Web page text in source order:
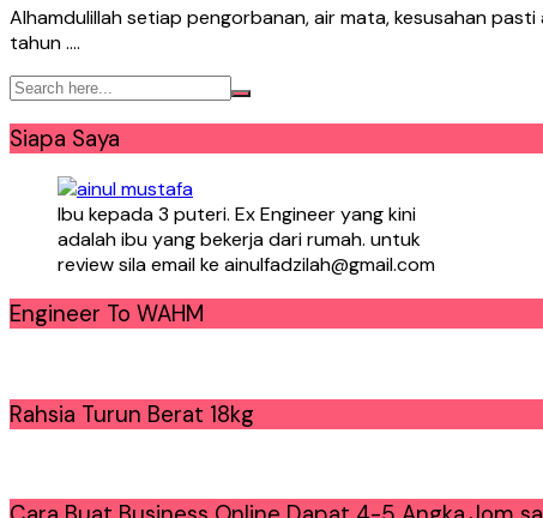
Alhamdulillah setiap pengorbanan, air mata, kesusahan
tahun ….
Siapa Saya
Ibu kepada 3 puteri. Ex Engineer yang kini
adalah ibu yang bekerja dari rumah. untuk
review sila email ke ainulfadzilah@gmail.com
Engineer To WAHM
Rahsia Turun Berat 18kg